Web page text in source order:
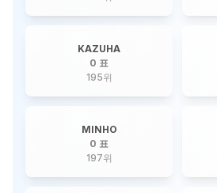
KAZUHA
0 표
195위
MINHO
0 표
197위